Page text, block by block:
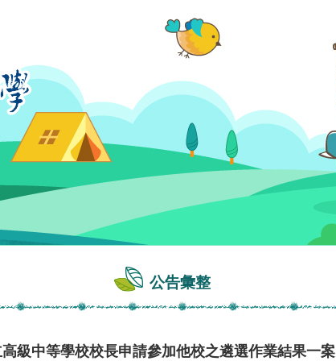
公告彙整
級中等學校校長申請參加他校之遴選作業結果一案